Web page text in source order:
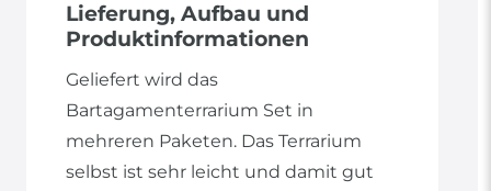
Lieferung, Aufbau und
Produktinformationen
Geliefert wird das
Bartagamenterrarium Set in
mehreren Paketen. Das Terrarium
selbst ist sehr leicht und damit gut